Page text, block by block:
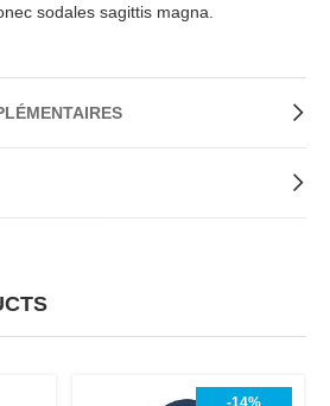
sodales sagittis magna.
-14%